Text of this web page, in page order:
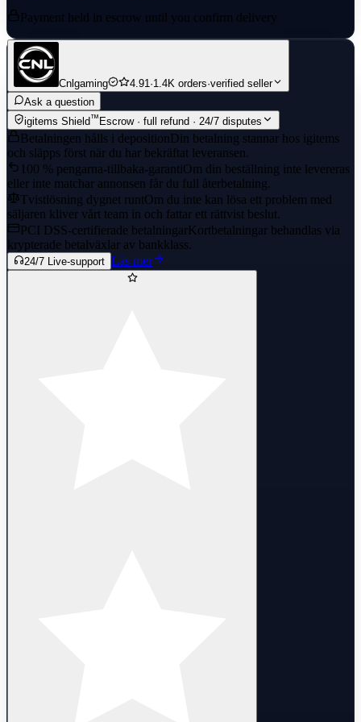
Payment held in escrow until you confirm delivery
Cnlgaming 4.91·1.4K orders·verified seller
Ask a question
igitems Shield™ Escrow · full refund · 24/7 disputes
Betalningen hålls i depositionDin betalning stannar hos igitems
och släpps först när du har bekräftat leveransen.
100 % pengarna-tillbaka-garantiOm din beställning inte levereras
eller inte matchar annonsen får du full återbetalning.
Tvistlösning dygnet runtOm du inte kan lösa ett problem med
säljaren kliver vårt team in och fattar ett rättvist beslut.
PCI DSS-certifierade betalningarKortbetalningar behandlas via
krypterade betalväxlar av bankklass.
24/7 Live-support Läs mer